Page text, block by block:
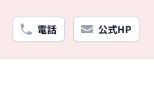
電話 公式HP